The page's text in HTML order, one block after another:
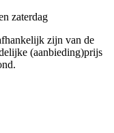
zaterdag
zijn van de
(aanbieding)prijs